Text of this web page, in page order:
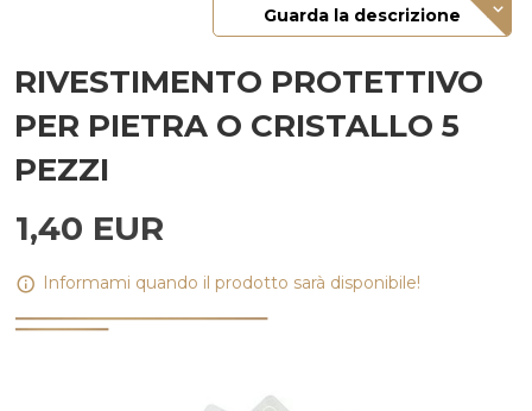
Guarda la descrizione
RIVESTIMENTO PROTETTIVO
PER PIETRA O CRISTALLO 5
PEZZI
1,40 EUR
Informami quando il prodotto sarà disponibile!